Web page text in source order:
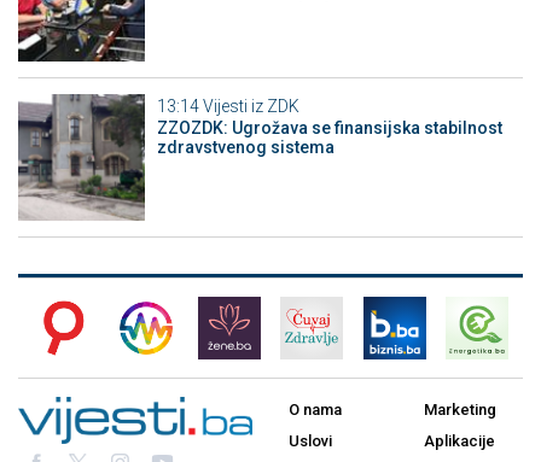
13:14Vijesti iz ZDK
ZZOZDK: Ugrožava se finansijska stabilnost
zdravstvenog sistema
O nama
Uslovi
Marketing
Aplikacije